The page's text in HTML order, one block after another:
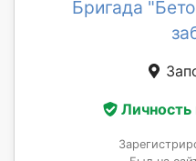
Бригада